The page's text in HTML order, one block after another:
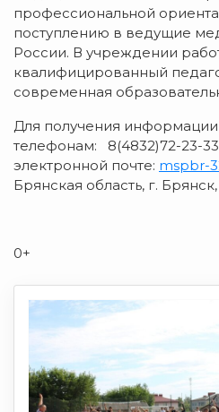
профессиональной
поступлению в ведущие
России. В учреждении
квалифицированный
современная
Для получения
телефонам: 8(4832)72-23-
электронной почте: mspbr-
Брянская область, г.
0+